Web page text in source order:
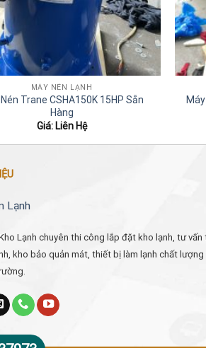
MÁY NÉN LẠNH
Trane CSHA150K 15HP Sẵn
Hàng
Giá: Liên Hệ
Lạnh
Lạnh chuyên thi công lắp đặt kho lạnh, tư vấn
kho bảo quản mát, thiết bị làm lạnh chất